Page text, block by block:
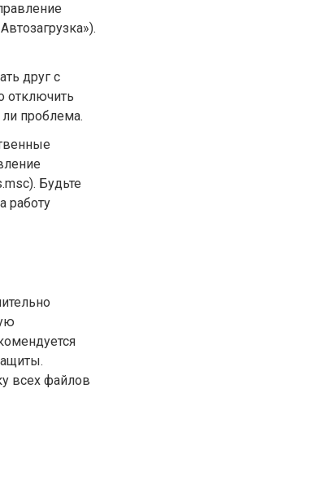
друг с
отключить
проблема.
Будьте
работу
всех файлов